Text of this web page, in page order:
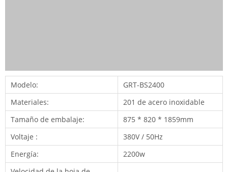
Modelo:
GRT-BS2400
Materiales:
201 de acero inoxidable
Tamaño de embalaje:
875 * 820 * 1859mm
Voltaje :
380V / 50Hz
Energía:
2200w